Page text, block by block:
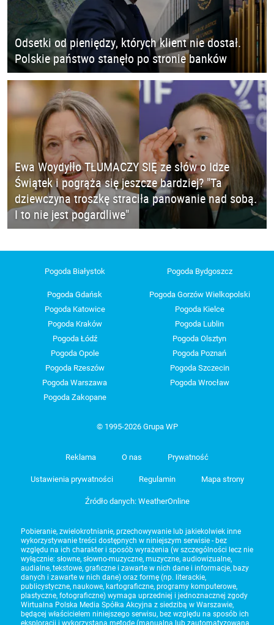
Odsetki od pieniędzy, których klient nie dostał.
Polskie państwo stanęło po stronie banków
Ewa Woydyłło TŁUMACZY SIĘ ze słów o Idze
Świątek i pogrąża się jeszcze bardziej? "Ta
dziewczyna troszkę straciła panowanie nad sobą.
I to nie jest pogardliwe"
Pogoda Białystok Pogoda Bydgoszcz
Pogoda Gdańsk
Pogoda Gorzów Wielkopolski
Pogoda Katowice
Pogoda Kielce
Pogoda Kraków
Pogoda Lublin
Pogoda Łódź
Pogoda Olsztyn
Pogoda Opole
Pogoda Poznań
Pogoda Rzeszów
Pogoda Szczecin
Pogoda Warszawa
Pogoda Wrocław
Pogoda Zakopane
© 1995-2026 Grupa WP
Reklama O nas Prywatność
Ustawienia prywatności Regulamin Mapa strony
Źródło danych: WeatherOnline
Pobieranie, zwielokrotnianie, przechowywanie lub jakiekolwiek inne
wykorzystywanie treści dostępnych w niniejszym serwisie - bez
względu na ich charakter i sposób wyrażenia (w szczególności lecz nie
wyłącznie: słowne, słowno-muzyczne, muzyczne, audiowizualne,
audialne, tekstowe, graficzne i zawarte w nich dane i informacje, bazy
danych i zawarte w nich dane) oraz formę (np. literackie,
publicystyczne, naukowe, kartograficzne, programy komputerowe,
plastyczne, fotograficzne) wymaga uprzedniej i jednoznacznej zgody
Wirtualna Polska Media Spółka Akcyjna z siedzibą w Warszawie,
będącej właścicielem niniejszego serwisu, bez względu na sposób ich
eksploracji i wykorzystaną metodę (manualną lub zautomatyzowaną